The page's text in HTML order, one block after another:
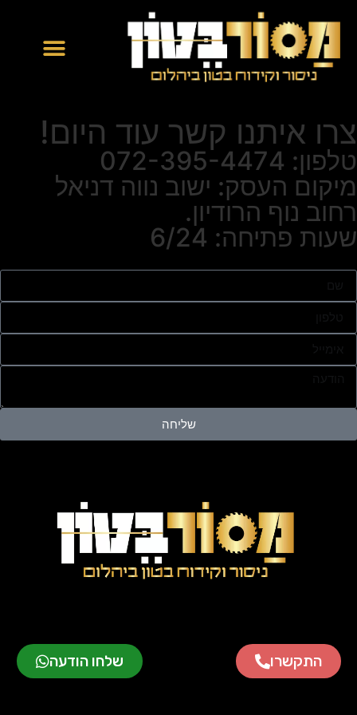
צרו איתנו קשר עוד היום!
טלפון: 072-395-4474
מיקום העסק: ישוב נווה דניאל
רחוב נוף הרודיון.
שעות פתיחה: 6/24
שליחה
התקשרו שלחו הודעה